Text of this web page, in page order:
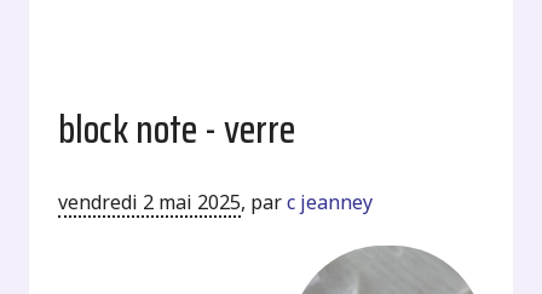
block note - verre
vendredi 2 mai 2025, parc jeanney